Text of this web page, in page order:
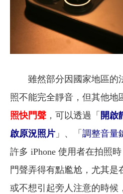
雖然部分 因 國家地區的
照不能完全靜音，但其他地
照快門聲 ，可以透過「 開啟
啟原況照片 」、 「 調整音量
許多 iPhone 使用者在拍照時
門聲弄得有點尷尬，尤其是
或不想引起旁人注意的時候 ，